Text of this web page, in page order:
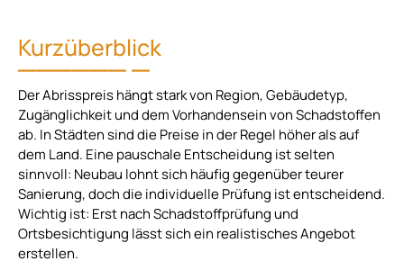
Kurzüberblick
Der Abrisspreis hängt stark von Region, Gebäudetyp,
Zugänglichkeit und dem Vorhandensein von Schadstoffen
ab. In Städten sind die Preise in der Regel höher als auf
dem Land. Eine pauschale Entscheidung ist selten
sinnvoll: Neubau lohnt sich häufig gegenüber teurer
Sanierung, doch die individuelle Prüfung ist entscheidend.
Wichtig ist: Erst nach Schadstoffprüfung und
Ortsbesichtigung lässt sich ein realistisches Angebot
erstellen.